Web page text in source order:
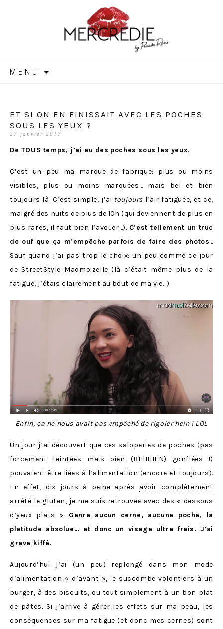
MERCREDIE
MENU
ET SI ON EN FINISSAIT AVEC LES POCHES
SOUS LES YEUX ?
27 janvier 2017
De TOUS temps, j’ai eu des poches sous les yeux.
C’est un peu ma marque de fabrique: plus ou moins
visibles, plus ou moins marquées… mais bel et bien
toujours là. C’est simple, j’ai toujours l’air fatiguée, et ce,
malgré des nuits de plus de 10h (qui deviennent de plus en
plus rares, il faut bien l’avouer…). C’est tellement un truc
de ouf que ça m’empêche parfois de faire des photos…
Sauf quand j’ai pas trop le choix: un peu comme ce jour
de StreetStyle Madmoizelle (là c’était même plus de la
fatigue, j’étais clairement au bout de ma vie…):
Enfin, ça ne nous avait pas empêché de rigoler hein ! LOL
Un jour j’ai découvert que ces saloperies de poches (pas
forcement teintées mais bien (BIIIIIIIEN) gonflées !)
pouvaient être liées à l’alimentation (encore et toujours).
En effet, dix jours à peine après avoir complètement
arrêté le gluten, je me suis retrouvée avec des « dessous
d’yeux plats ». Genre aucun cerne, aucune poche, la
platitude absolue… et donc un visage ultra frais. J’ai
grave kiffé.
Aujourd’hui j’ai (un peu) replongé dans mon mode
d’alimentation « d’avant », je succombe volontiers à un
burger, à des biscuits, ou tout simplement à un bon plat
de pâtes. Si j’arrive à gérer les effets sur ma peau, les
conséquences sur ma fatigue (et donc mes cernes) sont